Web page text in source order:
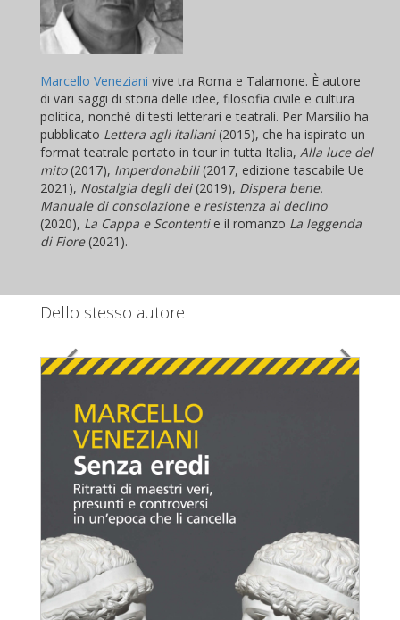
Marcello Veneziani vive tra Roma e Talamone. È autore
di vari saggi di storia delle idee, filosofia civile e cultura
politica, nonché di testi letterari e teatrali. Per Marsilio ha
pubblicato Lettera agli italiani(2015), che ha ispirato un
format teatrale portato in tour in tutta Italia, Alla luce del
mito(2017), Imperdonabili(2017, edizione tascabile Ue
2021), Nostalgia degli dei(2019), Dispera bene.
Manuale di consolazione e resistenza al declino
(2020), La Cappa e Scontenti e il romanzo La leggenda
di Fiore(2021).
Dello stesso autore